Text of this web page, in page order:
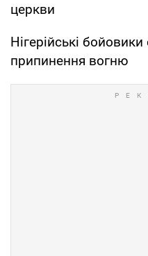
церкви
Нігерійські
припинення вогню